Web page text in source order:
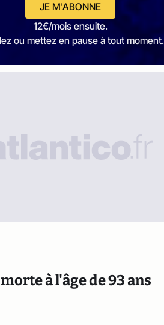
JE M'ABONNE
12€/mois ensuite.
ou mettez en pause à tout moment.
à l'âge de 93 ans